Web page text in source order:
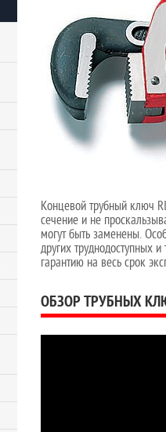
Концевой трубный ключ
сечение и не
могут быть заменены.
других труднодоступных
гарантию на весь срок
ОБЗОР ТРУБНЫХ